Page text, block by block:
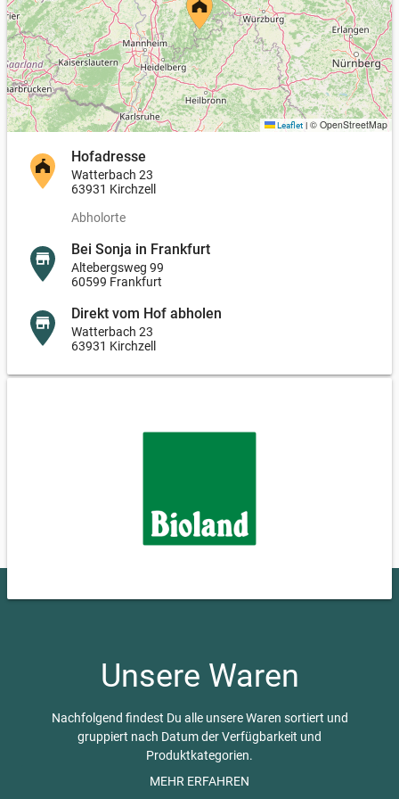
Sobald geschlachtet wurde und wir die Gewichte der einzelnen
Portionen kennen, erhaltet ihr von uns eine Rechnung mit dem
exakten Rechnungsbetrag. Ihr könnt dann gerne in bar
zahlen. Darüber hinaus könnt ihr aber auch einfach per Paypal
zahlen oder ihr überweist den Rechnungsbetrag auf unser
Konto.
kontaktieren:
Telefon/WhatsApp: 0176 84700893
Leaflet | © OpenStreetMap
Hofadresse
Watterbach 23
63931 Kirchzell
Abholorte
Bei Sonja in Frankfurt
Altebergsweg 99
60599 Frankfurt
Direkt vom Hof abholen
Watterbach 23
63931 Kirchzell
Unsere Waren
Nachfolgend findest Du alle unsere Waren sortiert und
gruppiert nach Datum der Verfügbarkeit und
Produktkategorien.
Bei von-bis Preisen (z.B. 10,00-15,00 €) wird nach Kilo
MEHR ERFAHREN